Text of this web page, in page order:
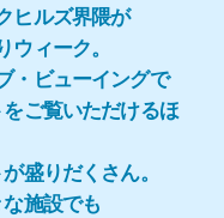
ヒルズ界隈が
ィーク。
・ビューイングで
ご覧いただけるほ
盛りだくさん。
施設でも